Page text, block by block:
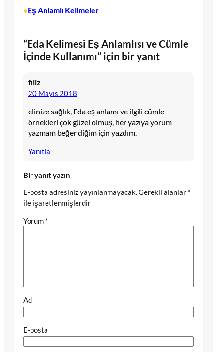
•Eş Anlamlı Kelimeler
“Eda Kelimesi Eş Anlamlısı ve Cümle
İçinde Kullanımı” için bir yanıt
filiz
20 Mayıs 2018
elinize sağlık, Eda eş anlamı ve ilgili cümle
örnekleri çok güzel olmuş, her yazıya yorum
yazmam beğendiğim için yazdım.
Yanıtla
Bir yanıt yazın
E-posta adresiniz yayınlanmayacak.Gerekli alanlar *
ile işaretlenmişlerdir
Yorum *
Ad
E-posta